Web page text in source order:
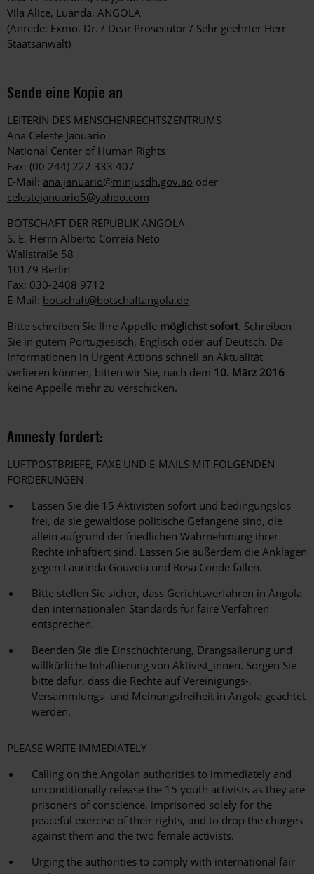
Vila Alice, Luanda, ANGOLA
(Anrede: Exmo. Dr. / Dear Prosecutor / Sehr geehrter Herr
Staatsanwalt)
Sende eine Kopie an
LEITERIN DES MENSCHENRECHTSZENTRUMS
Ana Celeste Januario
National Center of Human Rights
Fax: (00 244) 222 333 407
E-Mail: ana.januario@minjusdh.gov.ao oder
celestejanuario5@yahoo.com
BOTSCHAFT DER REPUBLIK ANGOLA
S. E. Herrn Alberto Correia Neto
Wallstraße 58
10179 Berlin
Fax: 030-2408 9712
E-Mail: botschaft@botschaftangola.de
Bitte schreiben Sie Ihre Appelle möglichst sofort. Schreiben
Sie in gutem Portugiesisch, Englisch oder auf Deutsch. Da
Informationen in Urgent Actions schnell an Aktualität
verlieren können, bitten wir Sie, nach dem 10. März 2016
keine Appelle mehr zu verschicken.
Amnesty fordert:
LUFTPOSTBRIEFE, FAXE UND E-MAILS MIT FOLGENDEN
FORDERUNGEN
Lassen Sie die 15 Aktivisten sofort und bedingungslos
frei, da sie gewaltlose politische Gefangene sind, die
allein aufgrund der friedlichen Wahrnehmung ihrer
Rechte inhaftiert sind. Lassen Sie außerdem die Anklagen
gegen Laurinda Gouveia und Rosa Conde fallen.
Bitte stellen Sie sicher, dass Gerichtsverfahren in Angola
den internationalen Standards für faire Verfahren
entsprechen.
Beenden Sie die Einschüchterung, Drangsalierung und
willkürliche Inhaftierung von Aktivist_innen. Sorgen Sie
bitte dafür, dass die Rechte auf Vereinigungs-,
Versammlungs- und Meinungsfreiheit in Angola geachtet
werden.
PLEASE WRITE IMMEDIATELY
Calling on the Angolan authorities to immediately and
unconditionally release the 15 youth activists as they are
prisoners of conscience, imprisoned solely for the
peaceful exercise of their rights, and to drop the charges
against them and the two female activists.
Urging the authorities to comply with international fair